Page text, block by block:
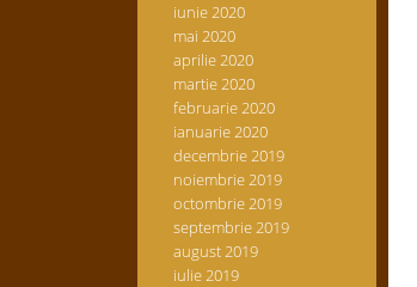
iunie 2020
mai 2020
aprilie 2020
martie 2020
februarie 2020
ianuarie 2020
decembrie 2019
noiembrie 2019
octombrie 2019
septembrie 2019
august 2019
iulie 2019